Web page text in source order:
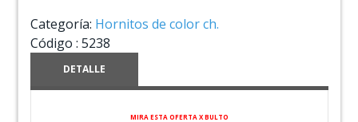
Categoría: Hornitos de color ch.
Código : 5238
DETALLE
MIRA ESTA OFERTA X BULTO